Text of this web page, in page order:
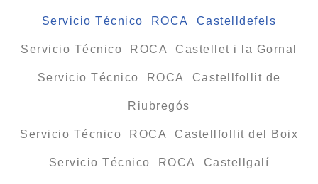
Servicio Técnico ROCA Castelldefels
Servicio Técnico ROCA Castellet i la Gornal
Servicio Técnico ROCA Castellfollit de
Riubregós
Servicio Técnico ROCA Castellfollit del Boix
Servicio Técnico ROCA Castellgalí